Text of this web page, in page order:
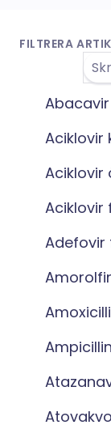
FILTRERA
Aciklovir
Aciklovir
Aciklovir
Adefovir